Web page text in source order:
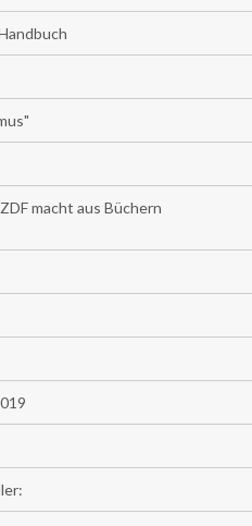
macht aus Büchern